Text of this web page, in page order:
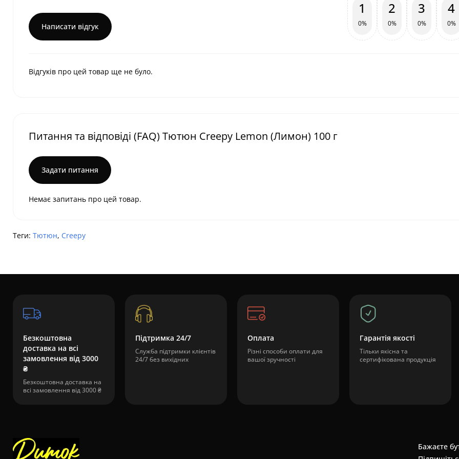
Написати відгук
1
0%
2
0%
3
0%
4
0%
Відгуків про цей товар ще не було.
Питання та відповіді (FAQ) Тютюн Creepy Lemon (Лимон) 100 г
Задати питання
Немає запитань про цей товар.
Теги: Тютюн, Creepy
Безкоштовна
доставка на всі
замовлення від 3000
₴
Безкоштовна доставка на
всі замовлення від 3000 ₴
Підтримка 24/7
Служба підтримки клієнтів
24/7 без вихідних
Оплата
Різні способи оплати для
вашої зручності
Гарантія якості
Тільки якісна та
сертифікована продукція
Бажаєте